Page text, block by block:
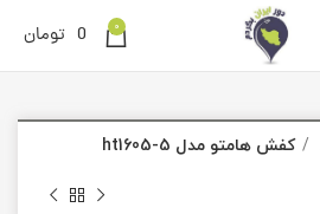
0
0 تومان
کفش هامتو مدل 5-ht1605